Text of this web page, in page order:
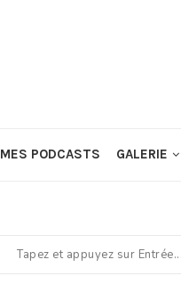
MES PODCASTS GALERIE